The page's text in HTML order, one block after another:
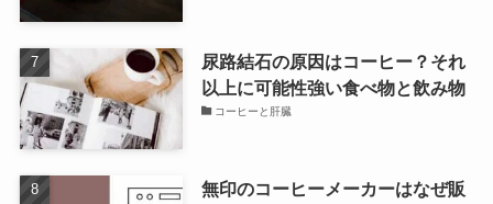
尿路結石の原因はコーヒー？それ
以上に可能性強い食べ物と飲み物
コーヒーと肝臓
無印のコーヒーメーカーはなぜ販